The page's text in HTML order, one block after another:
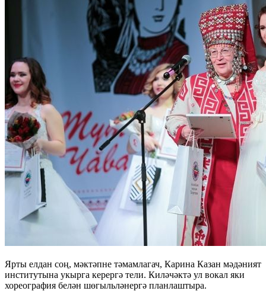
Ярты елдан соң, мәктәпне тәмамлагач, Карина Казан мәдәният
институтына укырга керергә тели. Киләчәктә ул вокал яки
хореография белән шөгыльләнергә планлаштыра.